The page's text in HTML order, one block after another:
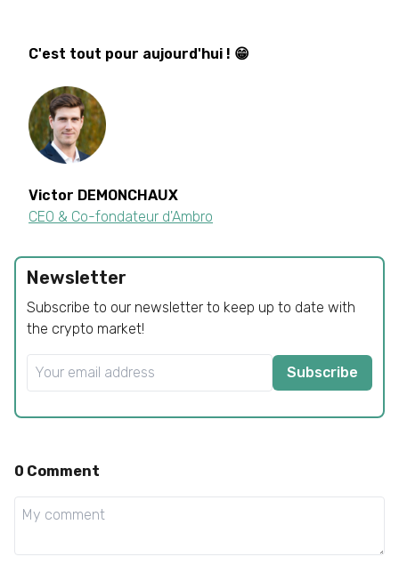
C'est tout pour aujourd'hui ! 😁
Victor DEMONCHAUX
CEO & Co-fondateur d'Ambro
Newsletter
Subscribe to our newsletter to keep up to date with
the crypto market!
Subscribe
0 Comment